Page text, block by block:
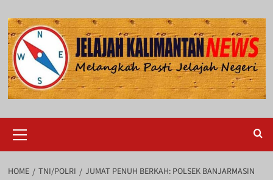
to
content
Menu
HOME TNI/POLRI
JUMAT PENUH BERKAH: POLSEK BANJARMASIN